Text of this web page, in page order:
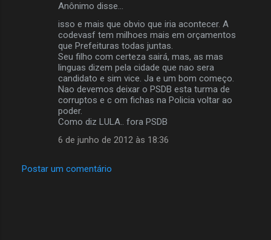
o
Anônimo disse…
isso e mais que obvio que iria acontecer. A
codevasf tem milhoes mais em orçamentos
que Prefeituras todas juntas.
Seu filho com certeza sairá, mas, as mas
linguas dizem pela cidade que nao sera
candidato e sim vice. Ja e um bom começo.
Nao devemos deixar o PSDB esta turma de
corruptos e c om fichas na Policia voltar ao
poder.
Como diz LULA.. fora PSDB
6 de junho de 2012 às 18:36
Postar um comentário